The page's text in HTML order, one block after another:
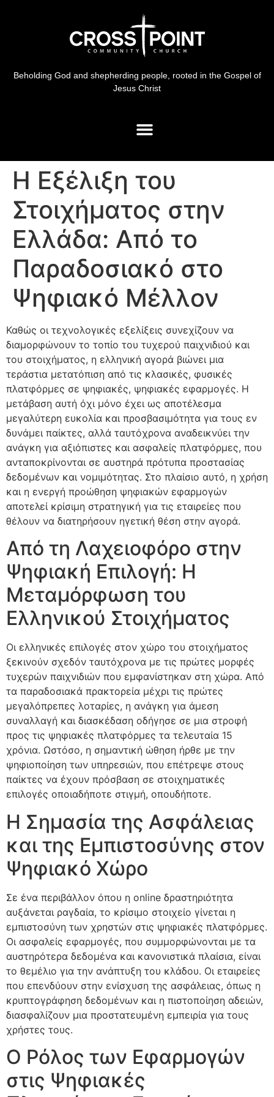
Beholding God and shepherding people, rooted in the Gospel of
Jesus Christ
Η Εξέλιξη του
Στοιχήματος στην
Ελλάδα: Από το
Παραδοσιακό στο
Ψηφιακό Μέλλον
Καθώς οι τεχνολογικές εξελίξεις συνεχίζουν να
διαμορφώνουν το τοπίο του τυχερού παιχνιδιού και
του στοιχήματος, η ελληνική αγορά βιώνει μια
τεράστια μετατόπιση από τις κλασικές, φυσικές
πλατφόρμες σε ψηφιακές, ψηφιακές εφαρμογές. Η
μετάβαση αυτή όχι μόνο έχει ως αποτέλεσμα
μεγαλύτερη ευκολία και προσβασιμότητα για τους εν
δυνάμει παίκτες, αλλά ταυτόχρονα αναδεικνύει την
ανάγκη για αξιόπιστες και ασφαλείς πλατφόρμες, που
ανταποκρίνονται σε αυστηρά πρότυπα προστασίας
δεδομένων και νομιμότητας. Στο πλαίσιο αυτό, η χρήση
και η ενεργή προώθηση ψηφιακών εφαρμογών
αποτελεί κρίσιμη στρατηγική για τις εταιρείες που
θέλουν να διατηρήσουν ηγετική θέση στην αγορά.
Από τη Λαχειοφόρο στην
Ψηφιακή Επιλογή: Η
Μεταμόρφωση του
Ελληνικού Στοιχήματος
Οι ελληνικές επιλογές στον χώρο του στοιχήματος
ξεκινούν σχεδόν ταυτόχρονα με τις πρώτες μορφές
τυχερών παιχνιδιών που εμφανίστηκαν στη χώρα. Από
τα παραδοσιακά πρακτορεία μέχρι τις πρώτες
μεγαλόπρεπες λοταρίες, η ανάγκη για άμεση
συναλλαγή και διασκέδαση οδήγησε σε μια στροφή
προς τις ψηφιακές πλατφόρμες τα τελευταία 15
χρόνια. Ωστόσο, η σημαντική ώθηση ήρθε με την
ψηφιοποίηση των υπηρεσιών, που επέτρεψε στους
παίκτες να έχουν πρόσβαση σε στοιχηματικές
επιλογές οποιαδήποτε στιγμή, οπουδήποτε.
Η Σημασία της Ασφάλειας
και της Εμπιστοσύνης στον
Ψηφιακό Χώρο
Σε ένα περιβάλλον όπου η online δραστηριότητα
αυξάνεται ραγδαία, το κρίσιμο στοιχείο γίνεται η
εμπιστοσύνη των χρηστών στις ψηφιακές πλατφόρμες.
Οι ασφαλείς εφαρμογές, που συμμορφώνονται με τα
αυστηρότερα δεδομένα και κανονιστικά πλαίσια, είναι
το θεμέλιο για την ανάπτυξη του κλάδου. Οι εταιρείες
που επενδύουν στην ενίσχυση της ασφάλειας, όπως η
κρυπτογράφηση δεδομένων και η πιστοποίηση αδειών,
διασφαλίζουν μια προστατευμένη εμπειρία για τους
χρήστες τους.
Ο Ρόλος των Εφαρμογών
στις Ψηφιακές